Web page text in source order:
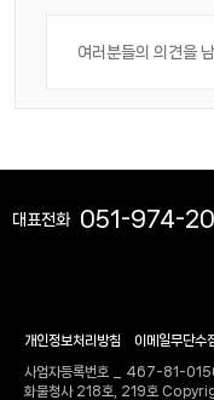
대표전화 051-974-
개인정보처리방침 이메일무단수
사업자등록번호 _ 467-81-
화물청사 218호, 219호